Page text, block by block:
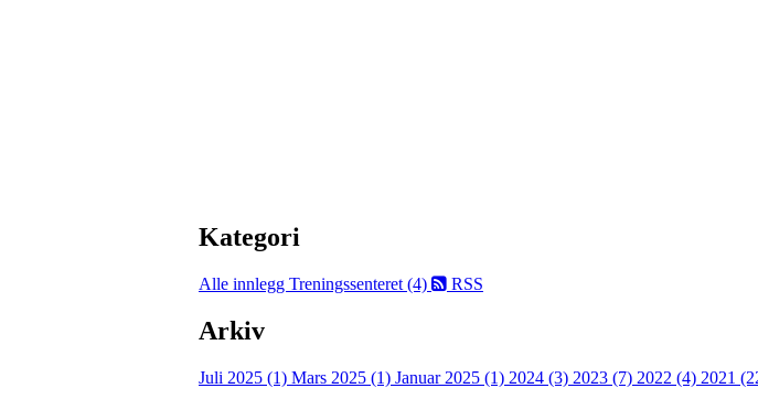
Kategori
Alle innlegg Treningssenteret (4) RSS
Arkiv
Juli 2025 (1) Mars 2025 (1) Januar 2025 (1) 2024 (3) 2023 (7) 2022 (4) 2021